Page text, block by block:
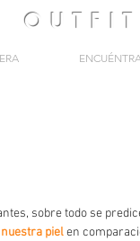
OUTFIT
sobre todo se
piel en